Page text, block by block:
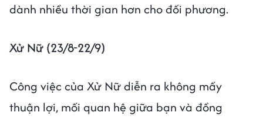
dành nhiều thời gian hơn cho đối phương.
Xử Nữ (23/8-22/9)
Công việc của Xử Nữ diễn ra không mấy
thuận lợi, mối quan hệ giữa bạn và đồng